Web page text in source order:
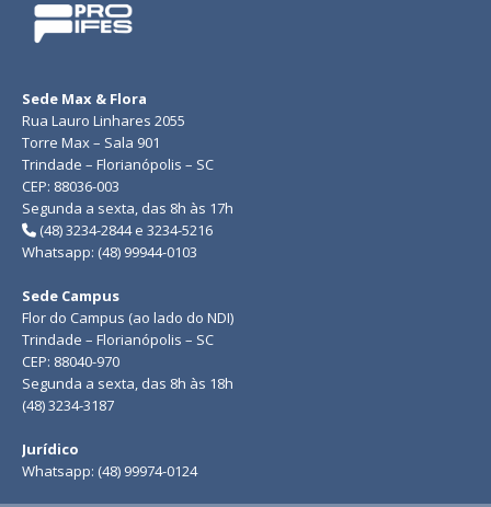
Sede Max & Flora
Rua Lauro Linhares 2055
Torre Max – Sala 901
Trindade – Florianópolis – SC
CEP: 88036-003
Segunda a sexta, das 8h às 17h
(48) 3234-2844 e 3234-5216
Whatsapp: (48) 99944-0103
Sede Campus
Flor do Campus (ao lado do NDI)
Trindade – Florianópolis – SC
CEP: 88040-970
Segunda a sexta, das 8h às 18h
(48) 3234-3187
Jurídico
Whatsapp: (48) 99974-0124